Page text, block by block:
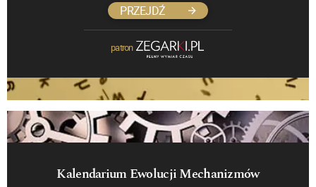
PRZEJDŹ
patron
Kalendarium Ewolucji Mechanizmów